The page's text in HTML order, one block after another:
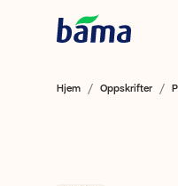
Hjem Oppskrifter